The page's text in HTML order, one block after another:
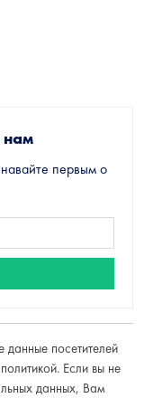
нам
первым о
посетителей
. Если вы не
данных, Вам